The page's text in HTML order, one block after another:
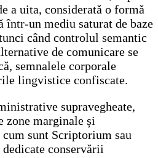
a uita, considerată o formă
un mediu saturat de baze
când controlul semantic
de comunicare se
semnalele corporale
lingvistice confiscate.
supravegheate,
marginale și
sunt Scriptorium sau
conservării